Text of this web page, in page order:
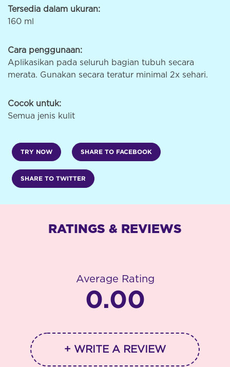
Tersedia dalam ukuran:
160 ml
Cara penggunaan:
Aplikasikan pada seluruh bagian tubuh secara
merata. Gunakan secara teratur minimal 2x sehari.
Cocok untuk:
Semua jenis kulit
TRY NOW SHARE TO FACEBOOK
SHARE TO TWITTER
RATINGS & REVIEWS
Average Rating
0.00
+ WRITE A REVIEW